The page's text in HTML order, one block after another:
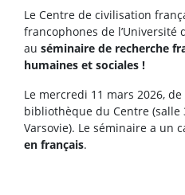
Le Centre de civilisation
francophones de l’Université
au séminaire de recherche
humaines et sociales !
Le mercredi 11 mars 2026,
bibliothèque du Centre (salle
Varsovie). Le séminaire a un
en français.